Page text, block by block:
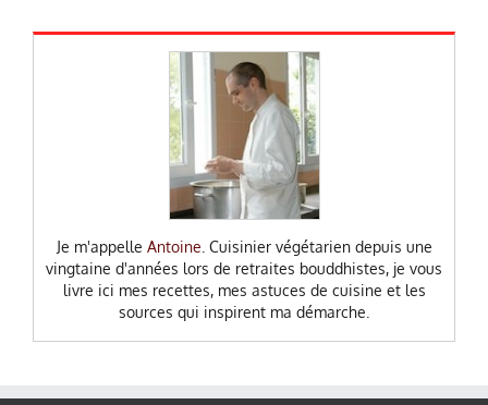
Je m'appelle Antoine . Cuisinier végétarien depuis une
vingtaine d'années lors de retraites bouddhistes, je vous
livre ici mes recettes, mes astuces de cuisine et les
sources qui inspirent ma démarche.